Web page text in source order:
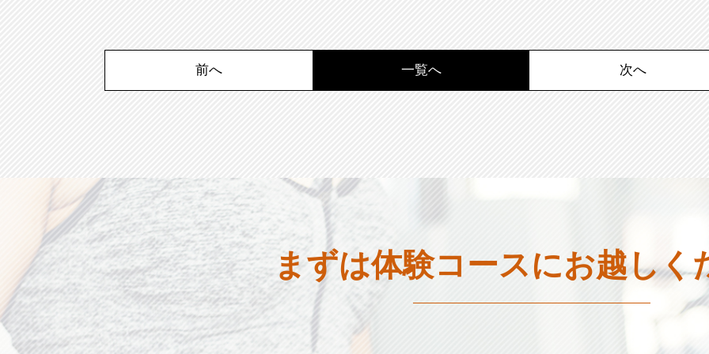
前へ 一覧へ 次へ
まずは体験コースにお越しく